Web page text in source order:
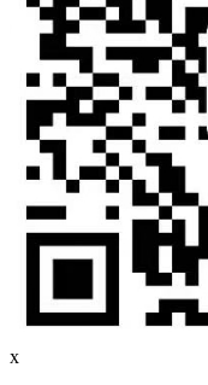
x